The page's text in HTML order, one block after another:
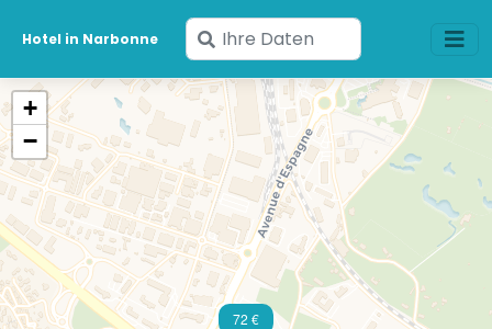
Hotel in Narbonne
Geben
Sie
Ihre
Daten
ein
72 €
+
−